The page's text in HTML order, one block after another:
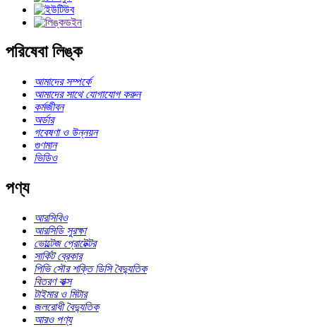
পরিষেবা লিঙ্ক
আমাদের সম্পর্কে
আমাদের সাথে যোগাযোগ করুন
কর্মজীবন
অর্ডার
গবেষণা ও উন্নয়ন
গুণমান
ভিডিও
পণ্য
আরসিবিও
আরসিডি সুরক্ষা
ভোল্টেজ প্রোটেক্টর
সার্কিট ব্রেকার
পিভি সৌর শক্তি ডিসি বৈদ্যুতিক
বিতরণ বাক্স
টাইমার ও মিটার
জলরোধী বৈদ্যুতিক
আরও পণ্য